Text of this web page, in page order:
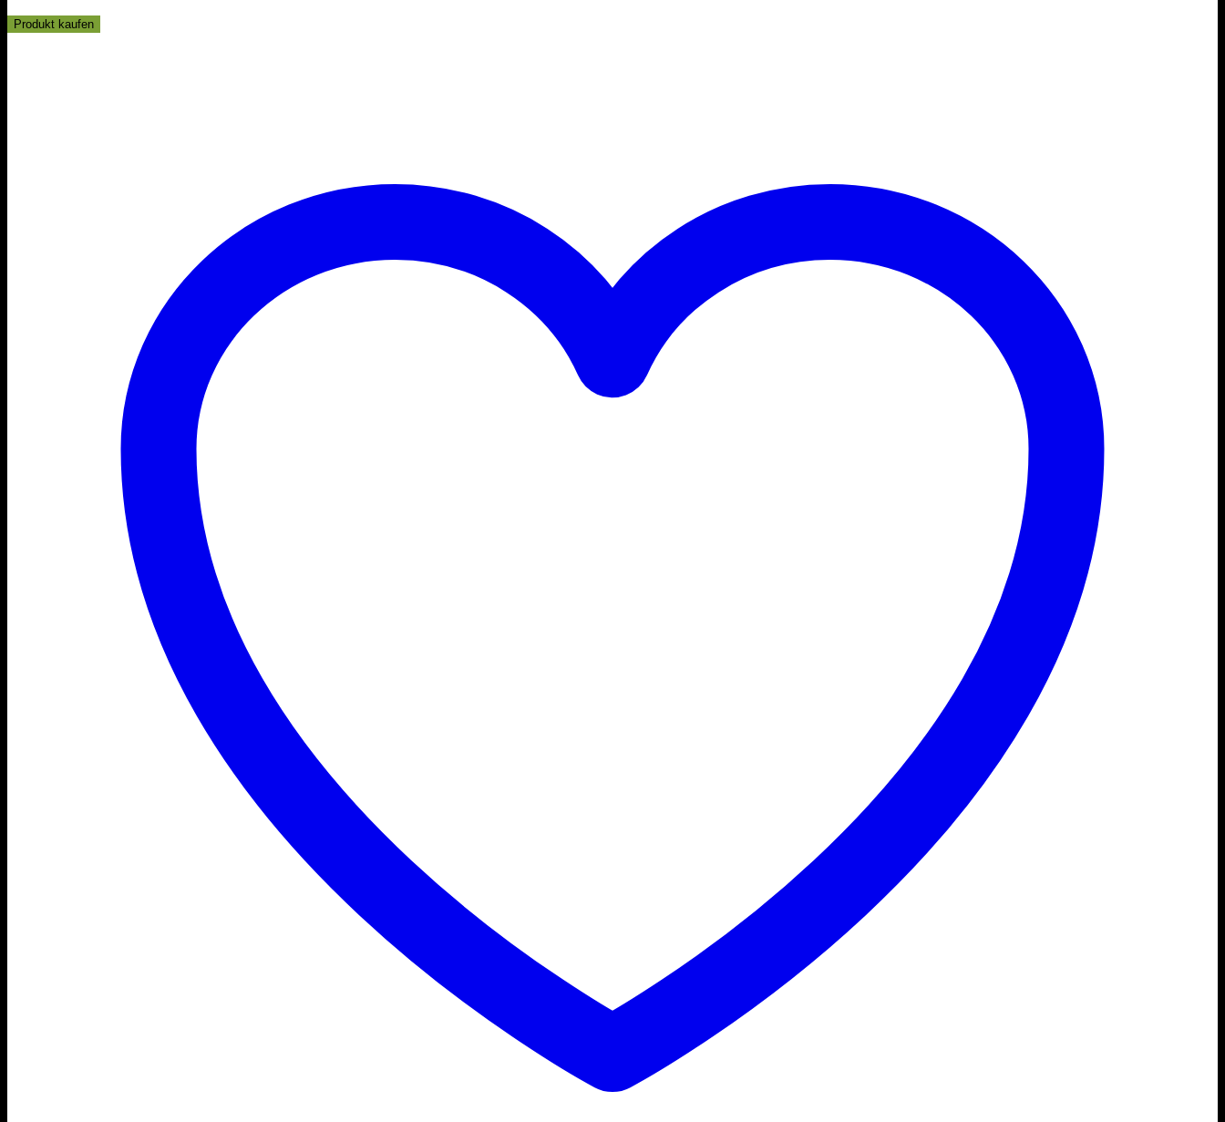
Produkt kaufen